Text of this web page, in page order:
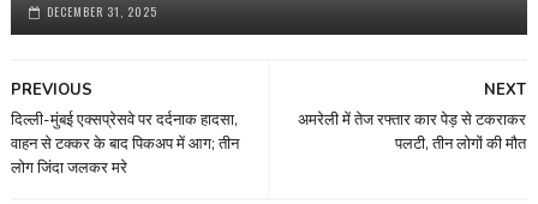
DECEMBER 31, 2025
NEXT
अमरेली में तेज रफ्तार कार पेड़ से टकराकर
पलटी, तीन लोगों की मौत
PREVIOUS
दिल्ली-मुंबई एक्सप्रेसवे पर दर्दनाक हादसा,
वाहन से टक्कर के बाद पिकअप में आग; तीन
लोग जिंदा जलकर मरे